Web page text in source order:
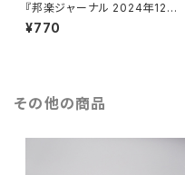
『邦楽ジャーナル 2024年12月
号』
¥770
その他の商品